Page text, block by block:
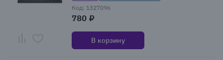
Код: 1327096
780 ₽
В корзину